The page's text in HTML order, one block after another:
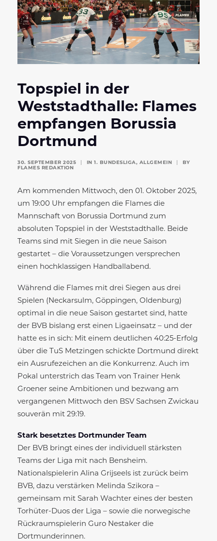
Topspiel in der
Weststadthalle: Flames
empfangen Borussia
Dortmund
30. SEPTEMBER 2025 IN 1. BUNDESLIGA, ALLGEMEIN
BY
FLAMES REDAKTION
Am kommenden Mittwoch, den 01. Oktober 2025,
um 19:00 Uhr empfangen die Flames die
Mannschaft von Borussia Dortmund zum
absoluten Topspiel in der Weststadthalle. Beide
Teams sind mit Siegen in die neue Saison
gestartet – die Voraussetzungen versprechen
einen hochklassigen Handballabend.
Während die Flames mit drei Siegen aus drei
Spielen (Neckarsulm, Göppingen, Oldenburg)
optimal in die neue Saison gestartet sind, hatte
der BVB bislang erst einen Ligaeinsatz – und der
hatte es in sich: Mit einem deutlichen 40:25-Erfolg
über die TuS Metzingen schickte Dortmund direkt
ein Ausrufezeichen an die Konkurrenz. Auch im
Pokal unterstrich das Team von Trainer Henk
Groener seine Ambitionen und bezwang am
vergangenen Mittwoch den BSV Sachsen Zwickau
souverän mit 29:19.
Stark besetztes Dortmunder Team
Der BVB bringt eines der individuell stärksten
Teams der Liga mit nach Bensheim.
Nationalspielerin Alina Grijseels ist zurück beim
BVB, dazu verstärken Melinda Szikora –
gemeinsam mit Sarah Wachter eines der besten
Torhüter-Duos der Liga – sowie die norwegische
Rückraumspielerin Guro Nestaker die
Dortmunderinnen.